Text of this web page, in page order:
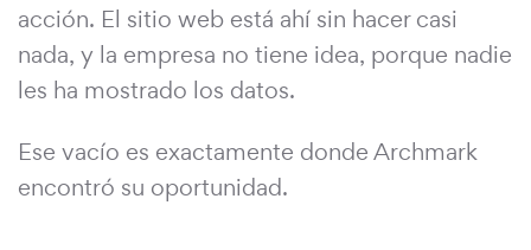
acción. El sitio web está ahí sin hacer casi
nada, y la empresa no tiene idea, porque nadie
les ha mostrado los datos.
Ese vacío es exactamente donde Archmark
encontró su oportunidad.